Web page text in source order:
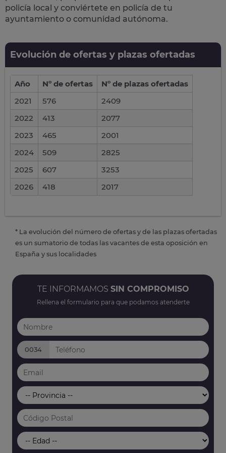
policía local y conviértete en policía de tu
ayuntamiento o comunidad autónoma.
Evolución de ofertas y plazas ofertadas
Año Nº de ofertas
Nº de plazas ofertadas
2021
576
2409
2022
413
2077
2023
465
2001
2024
509
2825
2025
607
3253
2026
418 2017
* La evolución del número de ofertas y de las plazas ofertadas
es un sumatorio de todas las vacantes de esta oposición en
España y sus localidades
TE INFORMAMOS SIN COMPROMISO
Rellena el formulario para que podamos atenderte
0034